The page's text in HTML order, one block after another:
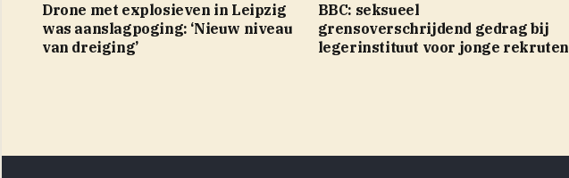
Drone met explosieven in Leipzig
was aanslagpoging: ‘Nieuw niveau
van dreiging’
BBC: seksueel
grensoverschrijdend gedrag bij
legerinstituut voor jonge rekruten